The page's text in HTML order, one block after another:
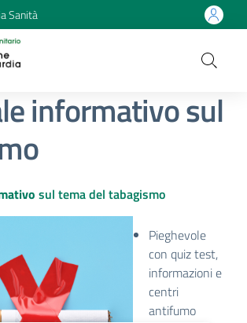
Sanità
informativo sul
sul tema del tabagismo
Pieghevole
con quiz test,
informazioni e
centri
antifumo